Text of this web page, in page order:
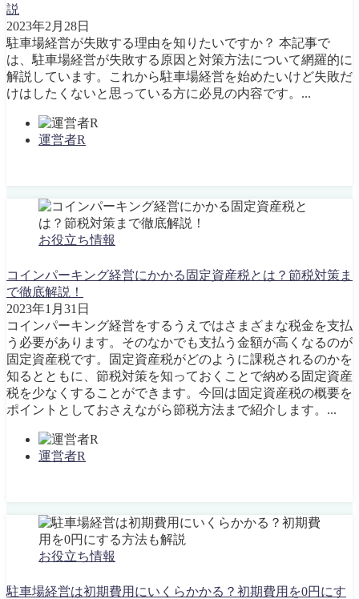
説
2023年2月28日
駐車場経営が失敗する理由を知りたいですか？ 本記事で
は、駐車場経営が失敗する原因と対策方法について網羅的に
解説しています。これから駐車場経営を始めたいけど失敗だ
けはしたくないと思っている方に必見の内容です。...
運営者R
お役立ち情報
コインパーキング経営にかかる固定資産税とは？節税対策ま
で徹底解説！
2023年1月31日
コインパーキング経営をするうえではさまざまな税金を支払
う必要があります。そのなかでも支払う金額が高くなるのが
固定資産税です。固定資産税がどのように課税されるのかを
知るとともに、節税対策を知っておくことで納める固定資産
税を少なくすることができます。今回は固定資産税の概要を
ポイントとしておさえながら節税方法まで紹介します。...
運営者R
お役立ち情報
駐車場経営は初期費用にいくらかかる？初期費用を0円にす